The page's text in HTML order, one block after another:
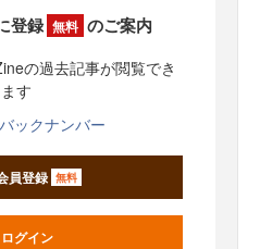
登録 無料 のご案内
の過去記事が閲覧でき
ます
ックナンバー
員登録 無料
ログイン